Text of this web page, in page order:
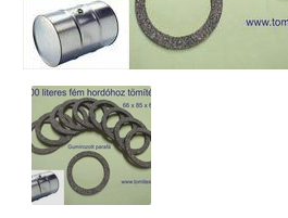
TÖMÍTŐ ZSINÓR - RAGASZTÓ